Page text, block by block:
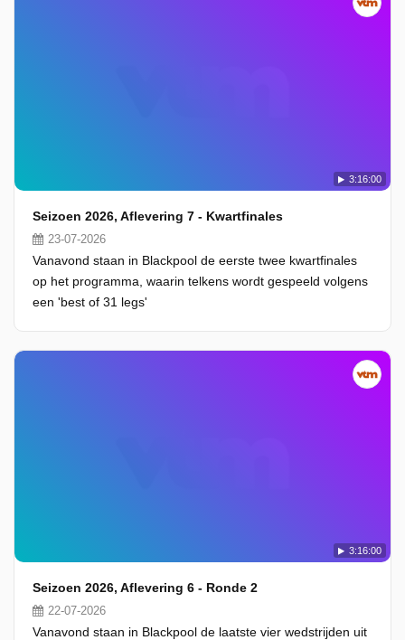
3:16:00
Seizoen 2026, Aflevering 7 - Kwartfinales
23-07-2026
Vanavond staan in Blackpool de eerste twee kwartfinales
op het programma, waarin telkens wordt gespeeld volgens
een 'best of 31 legs'
3:16:00
Seizoen 2026, Aflevering 6 - Ronde 2
22-07-2026
Vanavond staan in Blackpool de laatste vier wedstrijden uit